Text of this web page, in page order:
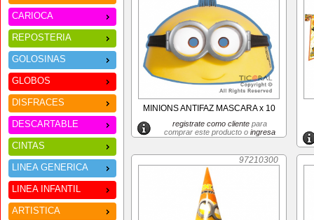
CARIOCA
REPOSTERIA
GOLOSINAS
GLOBOS
DISFRACES
DESCARTABLE
CINTAS
LINEA GENERICA
LINEA INFANTIL
ARTISTICA
MINIONS ANTIFAZ MASCARA x 10
registrate como clientepara
comprar este producto o ingresa
97210300